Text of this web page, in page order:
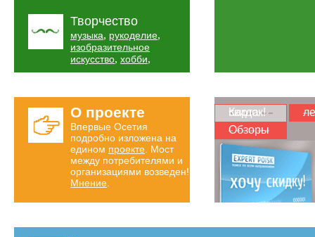
Творчество
музыка, рукоделие,
изобразительное
искусство, хобби,
О проекте
Впервые Осетия
подробно изложена на
едином проекте . Мост
между потребителями и
организациями возведен!
Мнение
Карта скидок!
Обзоры